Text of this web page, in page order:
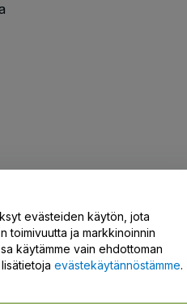
yhteyttä
evästeiden käytön, jota
toimivuutta ja markkinoinnin
käytämme vain ehdottoman
evästekäytännöstämme.